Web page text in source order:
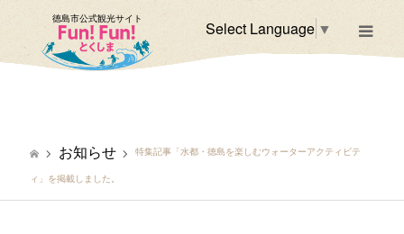
徳島市公式観光サイト Select Language ▼
お知らせ 特集記事「水都・徳島を楽しむウォーターアクティビテ
ィ」を掲載しました。